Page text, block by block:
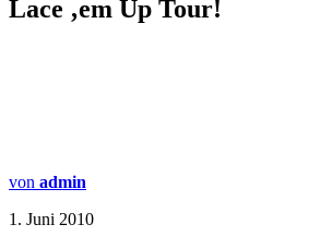
Lace ‚em Up Tour!
von admin
1. Juni 2010